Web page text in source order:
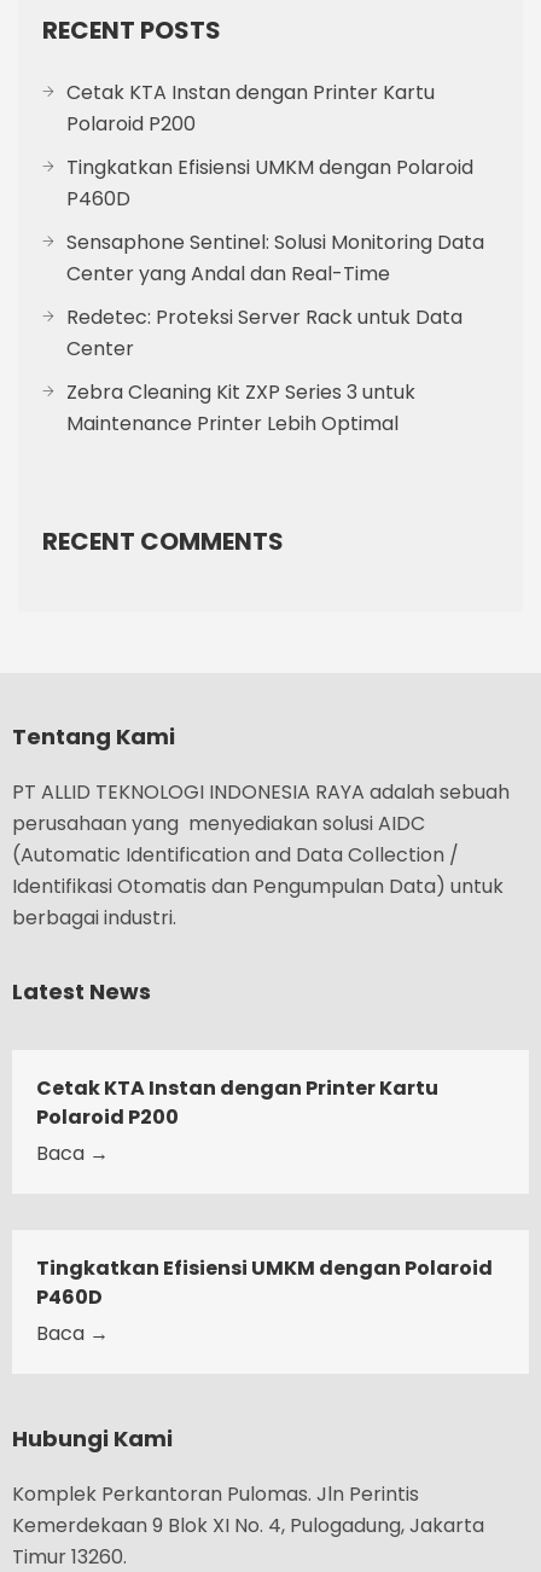
RECENT POSTS
Cetak KTA Instan dengan Printer Kartu
Polaroid P200
Tingkatkan Efisiensi UMKM dengan Polaroid
P460D
Sensaphone Sentinel: Solusi Monitoring Data
Center yang Andal dan Real-Time
Redetec: Proteksi Server Rack untuk Data
Center
Zebra Cleaning Kit ZXP Series 3 untuk
Maintenance Printer Lebih Optimal
RECENT COMMENTS
Tentang Kami
PT ALLID TEKNOLOGI INDONESIA RAYA adalah sebuah
perusahaan yang menyediakan solusi AIDC
(Automatic Identification and Data Collection /
Identifikasi Otomatis dan Pengumpulan Data) untuk
berbagai industri.
Latest News
Cetak KTA Instan dengan Printer Kartu
Polaroid P200
Baca →
Tingkatkan Efisiensi UMKM dengan Polaroid
P460D
Baca →
Hubungi Kami
Komplek Perkantoran Pulomas. Jln Perintis
Kemerdekaan 9 Blok XI No. 4, Pulogadung, Jakarta
Timur 13260.